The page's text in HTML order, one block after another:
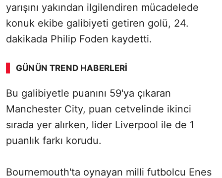
yarışını yakından ilgilendiren mücadelede
konuk ekibe galibiyeti getiren golü, 24.
dakikada Philip Foden kaydetti.
GÜNÜN TREND HABERLERI
00:02 / 02:14
Bu galibiyetle puanını 59'ya çıkaran
Manchester City, puan cetvelinde ikinci
sırada yer alırken, lider Liverpool ile de 1
puanlık farkı korudu.
Bournemouth'ta oynayan milli futbolcu Enes